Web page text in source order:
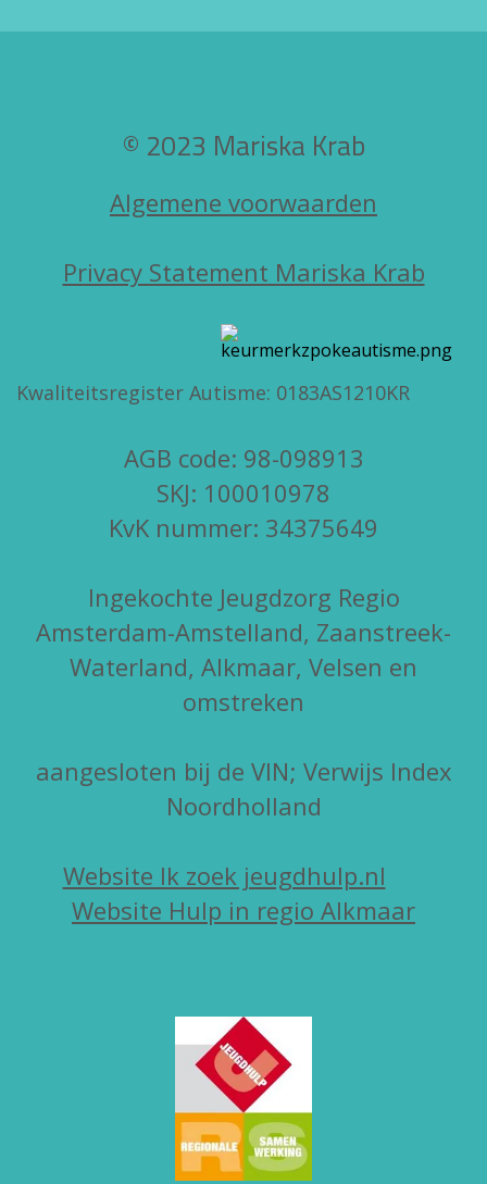
© 2023 Mariska Krab
Algemene voorwaarden
Privacy Statement Mariska Krab
Kwaliteitsregister Autisme: 0183AS1210KR
AGB code: 98-098913
SKJ: 100010978
KvK nummer: 34375649
Ingekochte Jeugdzorg Regio
Amsterdam-Amstelland, Zaanstreek-
Waterland, Alkmaar, Velsen en
omstreken
aangesloten bij de VIN; Verwijs Index
Noordholland
Website Ik zoek jeugdhulp.nl
Website Hulp in regio Alkmaar